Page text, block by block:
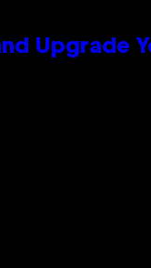
Upgrade